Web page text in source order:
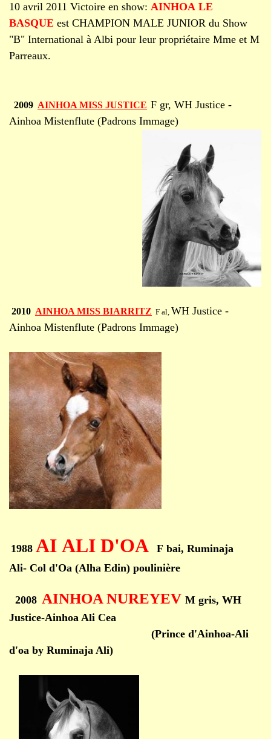
10 avril 2011 Victoire en show: AINHOA LE
BASQUE est CHAMPION MALE JUNIOR du Show
"B" International à Albi pour leur propriétaire Mme et M
Parreaux.
2009 AINHOA MISS JUSTICE F gr, WH Justice -
Ainhoa Mistenflute (Padrons Immage)
2010 AINHOA MISS BIARRITZ F al, WH Justice -
Ainhoa Mistenflute (Padrons Immage)
1988 AI ALI D'OA
F bai, Ruminaja
Ali- Col d'Oa (Alha Edin) poulinière
2008 AINHOA NUREYEV M gris, WH
Justice-Ainhoa Ali Cea
(Prince d'Ainhoa-Ali
d'oa by Ruminaja Ali)